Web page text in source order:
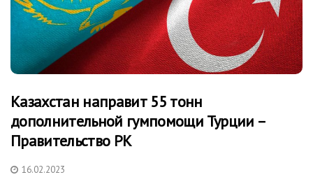
Казахстан направит 55 тонн
дополнительной гумпомощи Турции –
Правительство РК
16.02.2023